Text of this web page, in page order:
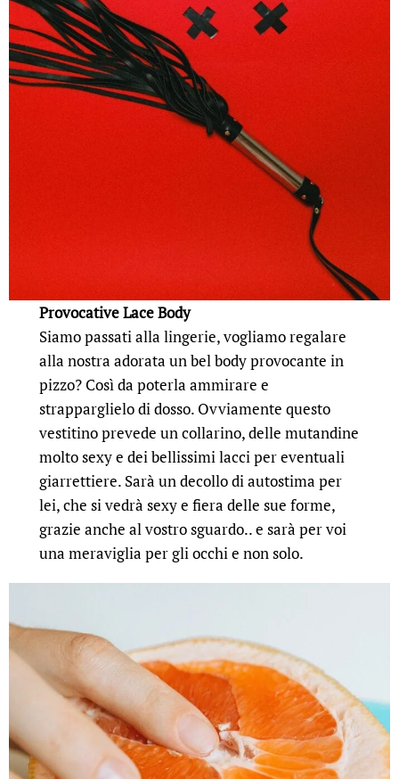
Provocative Lace Body
Siamo passati alla lingerie, vogliamo regalare
alla nostra adorata un bel body provocante in
pizzo? Così da poterla ammirare e
strapparglielo di dosso. Ovviamente questo
vestitino prevede un collarino, delle mutandine
molto sexy e dei bellissimi lacci per eventuali
giarrettiere. Sarà un decollo di autostima per
lei, che si vedrà sexy e fiera delle sue forme,
grazie anche al vostro sguardo.. e sarà per voi
una meraviglia per gli occhi e non solo.